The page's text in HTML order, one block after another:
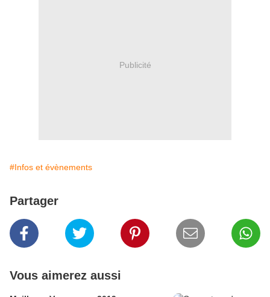
Publicité
#Infos et évènements
Partager
Vous aimerez aussi